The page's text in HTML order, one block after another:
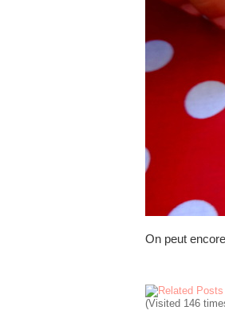
On peut
(Visited 146